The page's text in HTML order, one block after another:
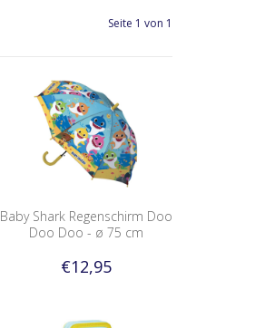
Seite 1 von 1
Baby Shark Regenschirm Doo
Doo Doo - ø 75 cm
€12,95